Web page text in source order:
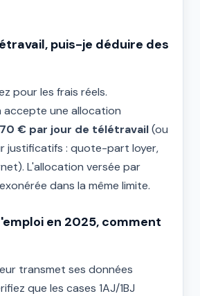
puis-je déduire des
pour les frais réels.
accepte une allocation
€ par jour de télétravail(ou
justificatifs : quote-part loyer,
L'allocation versée par
dans la même limite.
en 2025, comment
transmet ses données
que les cases 1AJ/1BJ